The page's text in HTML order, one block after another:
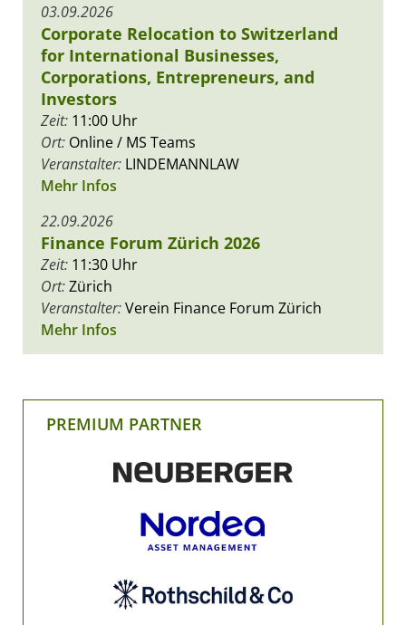
03.09.2026
Corporate Relocation to Switzerland
for International Businesses,
Corporations, Entrepreneurs, and
Investors
Zeit: 11:00 Uhr
Ort: Online / MS Teams
Veranstalter: LINDEMANNLAW
Mehr Infos
22.09.2026
Finance Forum Zürich 2026
Zeit: 11:30 Uhr
Ort:Zürich
Veranstalter:Verein Finance Forum Zürich
Mehr Infos
PREMIUM PARTNER